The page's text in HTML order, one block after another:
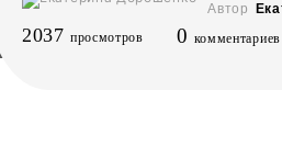
Автор
2037 просмотров 0 комментариев